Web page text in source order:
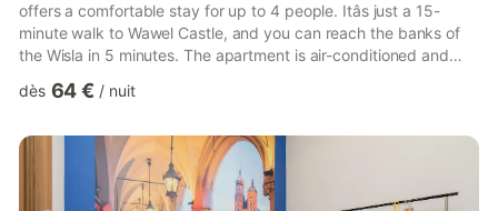
offers a comfortable stay for up to 4 people. Itâs just a 15-
minute walk to Wawel Castle, and you can reach the banks of
the Wisla in 5 minutes. The apartment is air-conditioned and
a comfortable stay. Book directly with us, with clear terms and
with a small child? If you need a travel cot, you can purchase
one as an additional service. Would you like...
dès 64 € / nuit